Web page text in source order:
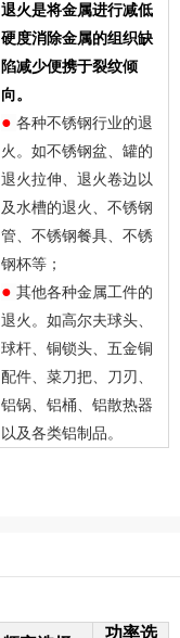
退火是将金属进行减低
硬度消除金属的组织缺
陷减少便携于裂纹倾
向。
● 各种不锈钢行业的退
火。如不锈钢盆、罐的
退火拉伸、退火卷边以
及水槽的退火、不锈钢
管、不锈钢餐具、不锈
钢杯等；
● 其他各种金属工件的
退火。如高尔夫球头、
球杆、铜锁头、五金铜
配件、菜刀把、刀刃、
铝锅、铝桶、铝散热器
以及各类铝制品。
功率选